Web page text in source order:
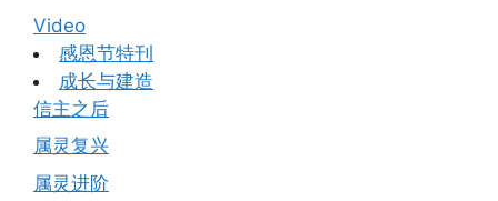
Video
感恩节特刊
成长与建造
信主之后
属灵复兴
属灵进阶